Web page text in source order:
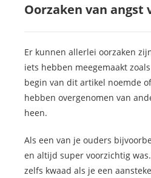
Oorzaken van angst
Er kunnen allerlei oorzaken
iets hebben meegemaakt
begin van dit artikel noemde
hebben overgenomen van
heen.
Als een van je ouders
en altijd super voorzichtig
zelfs kwaad als je een